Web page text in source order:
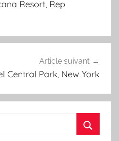
Resort, Rep
Article suivant
Central Park, New York